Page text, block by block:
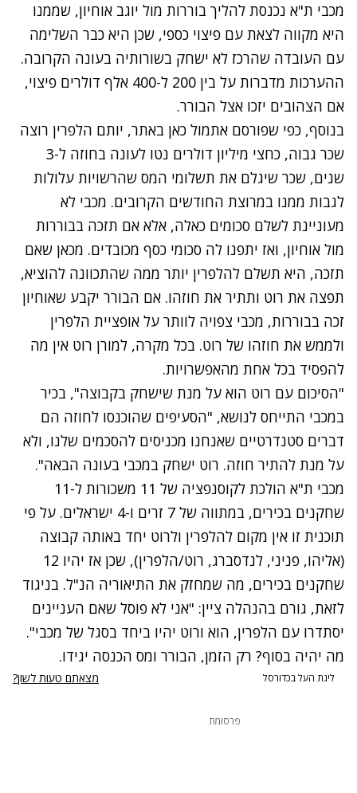
מכבי ת"א נכנסת להליך בוררות מול יוגב אוחיון, שממנו
היא מקווה לצאת עם פיצוי כספי, שכן היא כבר השלימה
עם העובדה שהרכז לא ישחק בשורותיה בעונה הקרובה.
ההערכות מדברות על בין 200 ל-400 אלף דולרים פיצוי,
אם הצהובים יזכו אצל הבורר.
בנוסף, כפי שפורסם אתמול כאן באתר, יותם הלפרין רוצה
שכר גבוה, כחצי מיליון דולרים נטו לעונה בחוזה ל-3
שנים, שכר שיגלם את תשלומי המס שהרשויות עלולות
לגבות ממנו במרוצת החודשים הקרובים. מכבי לא
מעוניינת לשלם סכומים כאלה, אלא אם תזכה בבוררות
מול אוחיון, ואז יתפנו לה סכומי כסף מכובדים. מכאן שאם
תזכה, היא תשלם להלפרין יותר ממה שהתכוונה להוציא,
תפצה את רוט ותתיר את חוזהו. אם הבורר יקבע שאוחיון
זכה בבוררות, מכבי צפויה לוותר על אופציית הלפרין
ולממש את חוזהו של רוט. בכל מקרה, למורן רוט אין מה
להפסיד בכל אחת מהאפשרויות.
"הסיכום עם רוט הוא על מנת שישחק בקבוצה", בכיר
במכבי התייחס לנושא, "הסעיפים שהוכנסו לחוזה הם
דברים סטנדרטיים שאנחנו מכניסים להסכמים שלנו, ולא
על מנת להתיר חוזה. רוט ישחק במכבי בעונה הבאה".
מכבי ת"א הולכת לקוסנפציה של 11 משכורות ל-11
שחקנים בכירים, במתווה של 7 זרים ו-4 ישראלים. על פי
תוכנית זו אין מקום להלפרין ולרוט יחד באותה קבוצה
(אליהו, פניני, לנדסברג, רוט/הלפרין), שכן אז יהיו 12
שחקנים בכירים, מה שמחזק את התיאוריה הנ"ל. בניגוד
לזאת, גורם בהנהלה ציין: "אני לא פוסל שאם העניינים
יסתדרו עם הלפרין, הוא ורוט יהיו ביחד בסגל של מכבי".
מה יהיה בסוף? רק הזמן, הבורר ומס הכנסה יגידו.
ליגת העל בכדורסל מצאתם טעות לשון?
פרסומת